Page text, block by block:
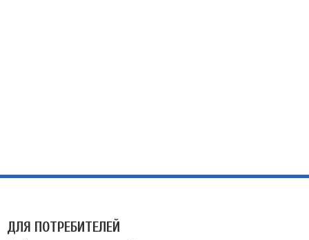
ДЛЯ ПОТРЕБИТЕЛЕЙ